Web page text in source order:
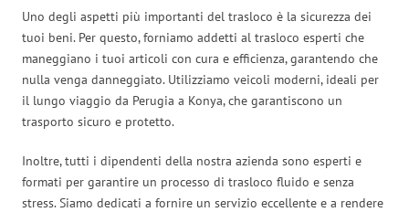
Uno degli aspetti più importanti del trasloco è la sicurezza dei
tuoi beni. Per questo, forniamo addetti al trasloco esperti che
maneggiano i tuoi articoli con cura e efficienza, garantendo che
nulla venga danneggiato. Utilizziamo veicoli moderni, ideali per
il lungo viaggio da Perugia a Konya, che garantiscono un
trasporto sicuro e protetto.
Inoltre, tutti i dipendenti della nostra azienda sono esperti e
formati per garantire un processo di trasloco fluido e senza
stress. Siamo dedicati a fornire un servizio eccellente e a rendere